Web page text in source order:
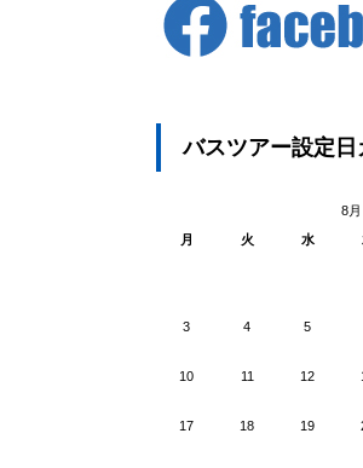
バスツアー設定
8
月
火 水
3 4 5
10 11 12
17 18 19